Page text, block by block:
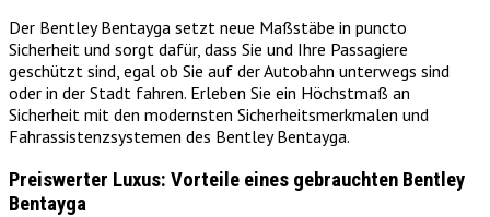
Der Bentley Bentayga setzt neue Maßstäbe in puncto
Sicherheit und sorgt dafür, dass Sie und Ihre Passagiere
geschützt sind, egal ob Sie auf der Autobahn unterwegs sind
oder in der Stadt fahren. Erleben Sie ein Höchstmaß an
Sicherheit mit den modernsten Sicherheitsmerkmalen und
Fahrassistenzsystemen des Bentley Bentayga.
Preiswerter Luxus: Vorteile eines gebrauchten Bentley
Bentayga